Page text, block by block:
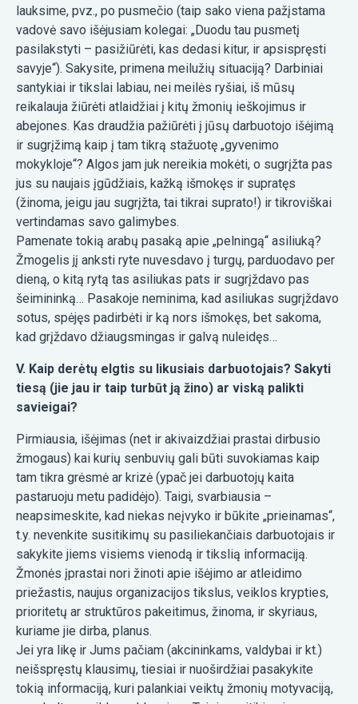
lauksime, pvz., po pusmečio (taip sako viena pažįstama
vadovė savo išėjusiam kolegai: „Duodu tau pusmetį
pasilakstyti – pasižiūrėti, kas dedasi kitur, ir apsispręsti
savyje“). Sakysite, primena meilužių situaciją? Darbiniai
santykiai ir tikslai labiau, nei meilės ryšiai, iš mūsų
reikalauja žiūrėti atlaidžiai į kitų žmonių ieškojimus ir
abejones. Kas draudžia pažiūrėti į jūsų darbuotojo išėjimą
ir sugrįžimą kaip į tam tikrą stažuotę „gyvenimo
mokykloje“? Algos jam juk nereikia mokėti, o sugrįžta pas
jus su naujais įgūdžiais, kažką išmokęs ir supratęs
(žinoma, jeigu jau sugrįžta, tai tikrai suprato!) ir tikroviškai
vertindamas savo galimybes.
Pamenate tokią arabų pasaką apie „pelningą“ asiliuką?
Žmogelis jį anksti ryte nuvesdavo į turgų, parduodavo per
dieną, o kitą rytą tas asiliukas pats ir sugrįždavo pas
šeimininką… Pasakoje neminima, kad asiliukas sugrįždavo
sotus, spėjęs padirbėti ir ką nors išmokęs, bet sakoma,
kad grįždavo džiaugsmingas ir galvą nuleidęs…
V. Kaip derėtų elgtis su likusiais darbuotojais? Sakyti
tiesą (jie jau ir taip turbūt ją žino) ar viską palikti
savieigai?
Pirmiausia, išėjimas (net ir akivaizdžiai prastai dirbusio
žmogaus) kai kurių senbuvių gali būti suvokiamas kaip
tam tikra grėsmė ar krizė (ypač jei darbuotojų kaita
pastaruoju metu padidėjo). Taigi, svarbiausia –
neapsimeskite, kad niekas neįvyko ir būkite „prieinamas“,
t.y. nevenkite susitikimų su pasiliekančiais darbuotojais ir
sakykite jiems visiems vienodą ir tikslią informaciją.
Žmonės įprastai nori žinoti apie išėjimo ar atleidimo
priežastis, naujus organizacijos tikslus, veiklos krypties,
prioritetų ar struktūros pakeitimus, žinoma, ir skyriaus,
kuriame jie dirba, planus.
Jei yra likę ir Jums pačiam (akcininkams, valdybai ir kt.)
neišspręstų klausimų, tiesiai ir nuoširdžiai pasakykite
tokią informaciją, kuri palankiai veiktų žmonių motyvaciją,